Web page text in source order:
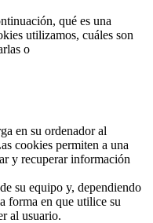
qué es una
utilizamos, cuáles son
o
en su ordenador al
cookies permiten a una
y recuperar información
su equipo y, dependiendo
forma en que utilice su
al usuario.